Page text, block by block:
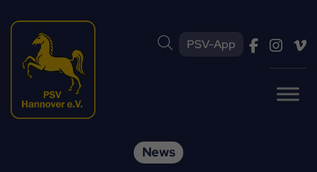
PSV-App
News